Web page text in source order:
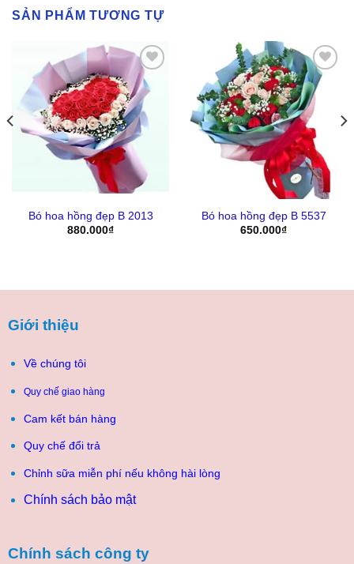
SẢN PHẨM TƯƠNG TỰ
Yêu
Thich
Bó hoa hồng đẹp B 2013
880.000₫
Yêu
Thich
Bó hoa hồng đẹp B 5537
650.000₫
Giới thiệu
Về chúng tôi
Quy chế giao hàng
Cam kết bán hàng
Quy chế đổi trả
Chỉnh sữa miễn phí nếu không hài lòng
Chính sách bảo mật
Chính sách công ty